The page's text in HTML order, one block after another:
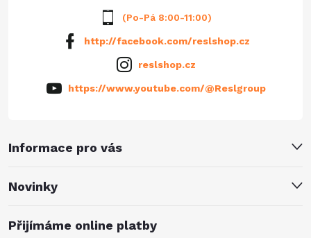
Informace pro vás
Novinky
(Po-Pá 8:00-11:00)
http://facebook.com/reslshop.cz
reslshop.cz
https://www.youtube.com/@Reslgroup
Přijímáme online platby